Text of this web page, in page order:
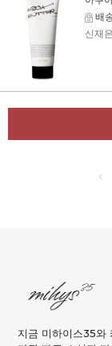
배
신재은
지금 미하이스35와